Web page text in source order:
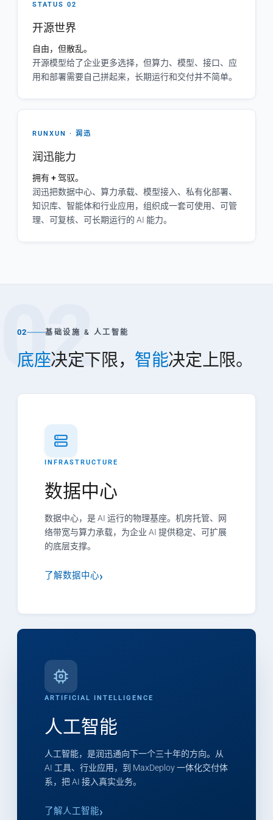
STATUS 02
开源世界
自由，但散乱。
开源模型给了企业更多选择，但算力、模型、接口、应
用和部署需要自己拼起来，长期运行和交付并不简单。
RUNXUN · 润迅
润迅能力
拥有 + 驾驭。
润迅把数据中心、算力承载、模型接入、私有化部署、
知识库、智能体和行业应用，组织成一套可使用、可管
理、可复核、可长期运行的 AI 能力。
02
02 基础设施 & 人工智能
底座决定下限， 智能决定上限。
INFRASTRUCTURE
数据中心
数据中心，是 AI 运行的物理基座。机房托管、网
络带宽与算力承载，为企业 AI 提供稳定、可扩展
的底层支撑。
了解数据中心
ARTIFICIAL INTELLIGENCE
人工智能
人工智能，是润迅通向下一个三十年的方向。从
AI 工具、行业应用，到 MaxDeploy 一体化交付体
系，把 AI 接入真实业务。
了解人工智能